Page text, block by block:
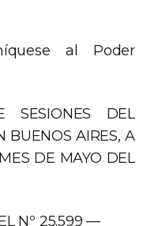
al Poder
DEL
BUENOS AIRES, A
DE MAYO DEL
Nº 25.599 —